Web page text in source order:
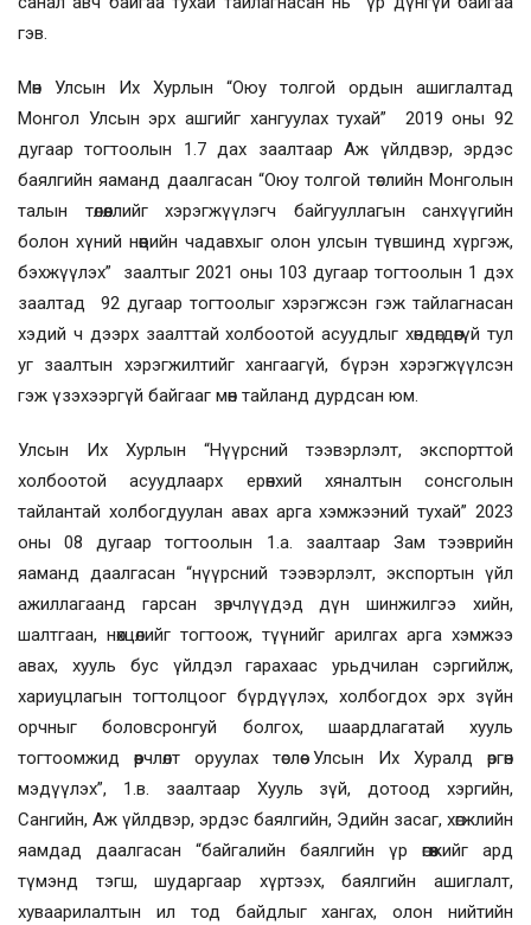
гэв.
Мөн Улсын Их Хурлын “Оюу толгой ордын ашиглалтад
Монгол Улсын эрх ашгийг хангуулах тухай” 2019 оны 92
дугаар тогтоолын 1.7 дах заалтаар Аж үйлдвэр, эрдэс
баялгийн яаманд даалгасан “Оюу толгой төслийн Монголын
талын төлөөллийг хэрэгжүүлэгч байгууллагын санхүүгийн
болон хүний нөөцийн чадавхыг олон улсын түвшинд хүргэж,
бэхжүүлэх” заалтыг 2021 оны 103 дугаар тогтоолын 1 дэх
заалтад 92 дугаар тогтоолыг хэрэгжсэн гэж тайлагнасан
хэдий ч дээрх заалттай холбоотой асуудлыг хөндөгдөөгүй тул
уг заалтын хэрэгжилтийг хангаагүй, бүрэн хэрэгжүүлсэн
гэж үзэхээргүй байгааг мөн тайланд дурдсан юм.
Улсын Их Хурлын “Нүүрсний тээвэрлэлт, экспорттой
холбоотой асуудлаарх ерөнхий хяналтын сонсголын
тайлантай холбогдуулан авах арга хэмжээний тухай” 2023
оны 08 дугаар тогтоолын 1.а. заалтаар Зам тээврийн
яаманд даалгасан “нүүрсний тээвэрлэлт, экспортын үйл
ажиллагаанд гарсан зөрчлүүдэд дүн шинжилгээ хийн,
шалтгаан, нөхцөлийг тогтоож, түүнийг арилгах арга хэмжээ
авах, хууль бус үйлдэл гарахаас урьдчилан сэргийлж,
хариуцлагын тогтолцоог бүрдүүлэх, холбогдох эрх зүйн
орчныг боловсронгуй болгох, шаардлагатай хууль
тогтоомжид өөрчлөлт оруулах төслөө Улсын Их Хуралд өргөн
мэдүүлэх”, 1.в. заалтаар Хууль зүй, дотоод хэргийн,
Сангийн, Аж үйлдвэр, эрдэс баялгийн, Эдийн засаг, хөгжлийн
яамдад даалгасан “байгалийн баялгийн үр өгөөжийг ард
түмэнд тэгш, шударгаар хүртээх, баялгийн ашиглалт,
хуваарилалтын ил тод байдлыг хангах, олон нийтийн